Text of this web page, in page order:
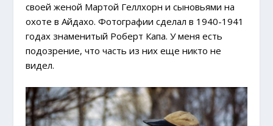
своей женой Мартой Геллхорн и сыновьями на
охоте в Айдахо. Фотографии сделалв 1940-1941
годахзнаменитый Роберт Капа. У меня есть
подозрение, что часть из них еще никто не
видел.